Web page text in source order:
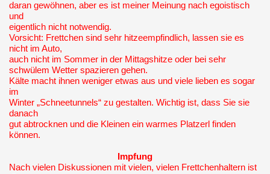
daran gewöhnen, aber es ist meiner Meinung nach egoistisch
und
eigentlich nicht notwendig.
Vorsicht: Frettchen sind sehr hitzeempfindlich, lassen sie es
nicht im Auto,
auch nicht im Sommer in der Mittagshitze oder bei sehr
schwülem Wetter spazieren gehen.
Kälte macht ihnen weniger etwas aus und viele lieben es sogar
im
Winter „Schneetunnels“ zu gestalten. Wichtig ist, dass Sie sie
danach
gut abtrocknen und die Kleinen ein warmes Platzerl finden
können.
Impfung
Nach vielen Diskussionen mit vielen, vielen Frettchenhaltern ist